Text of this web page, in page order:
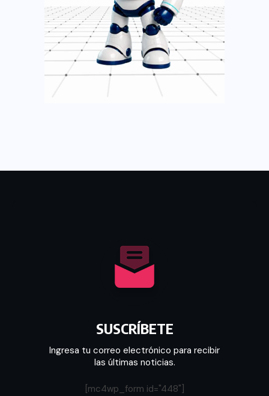
SUSCRÍBETE
Ingresa tu correo electrónico para recibir
las últimas noticias.
[mc4wp_form id="448"]